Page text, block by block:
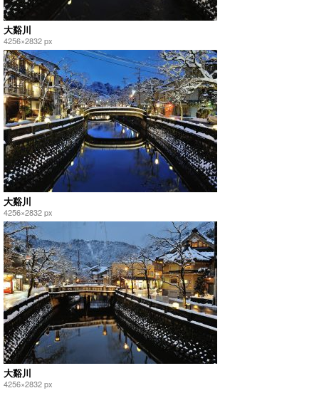
大谿川
4256×2832 px
大谿川
4256×2832 px
大谿川
4256×2832 px